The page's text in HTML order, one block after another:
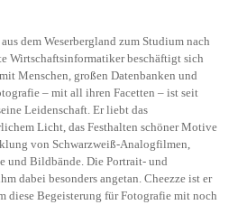
dem Weserbergland zum Studium nach
Wirtschaftsinformatiker beschäftigt sich
Menschen, großen Datenbanken und
– mit all ihren Facetten – ist seit
Leidenschaft. Er liebt das
Licht, das Festhalten schöner Motive
von Schwarzweiß-Analogfilmen,
und Bildbände. Die Portrait- und
dabei besonders angetan. Cheezze ist er
diese Begeisterung für Fotografie mit noch